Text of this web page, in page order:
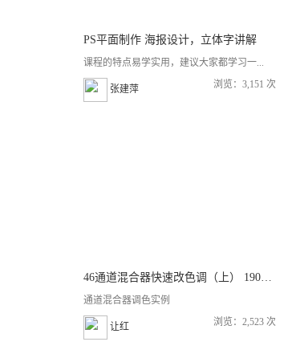
PS平面制作 海报设计，立体字讲解
课程的特点易学实用，建议大家都学习一...
张建萍 浏览：3,151 次
46通道混合器快速改色调（上） 190723
通道混合器调色实例
让红 浏览：2,523 次